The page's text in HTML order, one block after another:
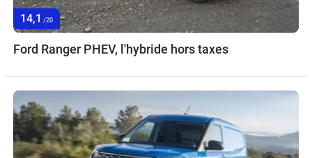
14,1 /20
Ford Ranger PHEV, l'hybride hors taxes